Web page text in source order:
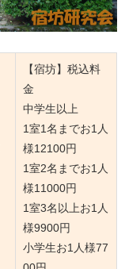
【宿坊】税込料
金
中学生以上
1室1名までお1人
様12100円
1室2名までお1人
様11000円
1室3名以上お1人
様9900円
小学生お1人様77